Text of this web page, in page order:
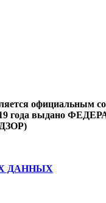
официальным
2019 года
ДАННЫХ